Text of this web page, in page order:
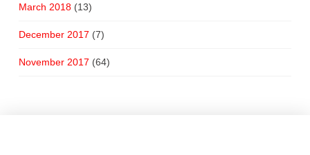
March 2018(13)
December 2017 (7)
November 2017 (64)